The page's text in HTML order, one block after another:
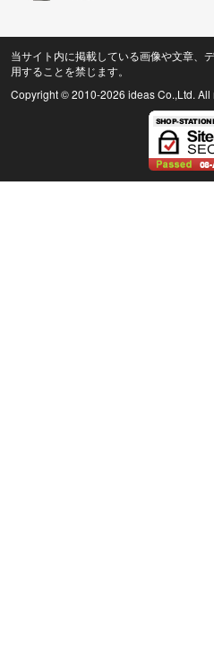
当サイト内に掲載している画像や文章、
用することを禁じます。
Copyright © 2010-2026 ideas Co.,Ltd. All